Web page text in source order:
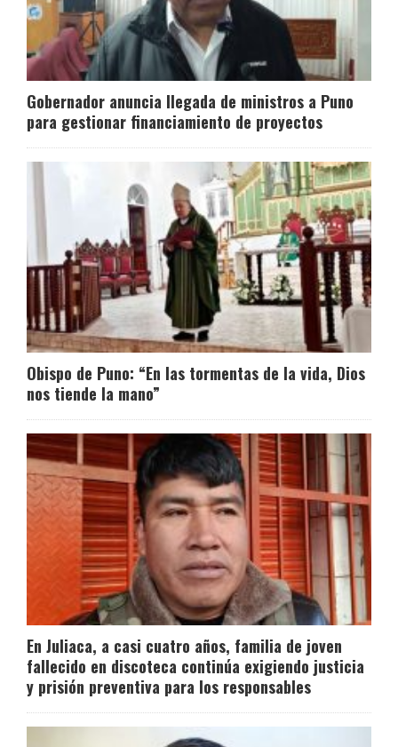
Gobernador anuncia llegada de ministros a Puno
para gestionar financiamiento de proyectos
Obispo de Puno: “En las tormentas de la vida, Dios
nos tiende la mano”
En Juliaca, a casi cuatro años, familia de joven
fallecido en discoteca continúa exigiendo justicia
y prisión preventiva para los responsables